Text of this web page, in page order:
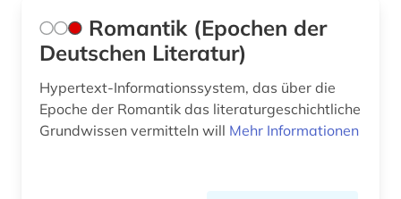
Romantik (Epochen der
Deutschen Literatur)
Hypertext-Informationssystem, das über die
Epoche der Romantik das literaturgeschichtliche
Grundwissen vermitteln will Mehr Informationen